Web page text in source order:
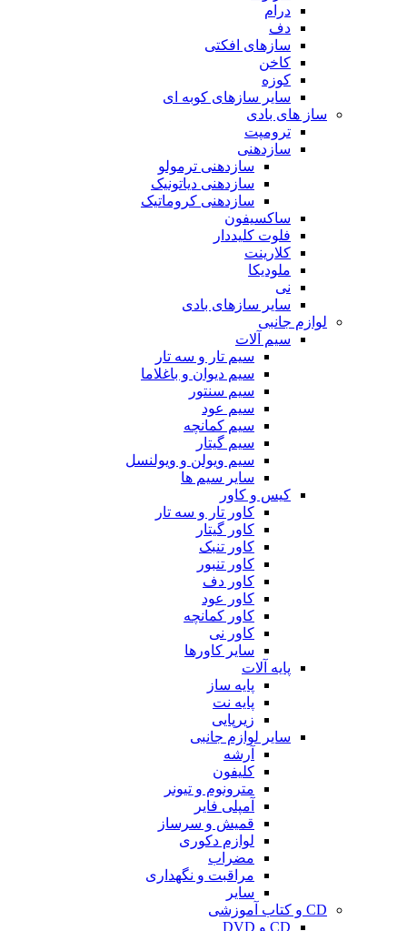
درام
دف
سازهای افکتی
کاخن
کوزه
سایر سازهای کوبه ای
ساز های بادی
ترومپت
سازدهنی
سازدهنی ترمولو
سازدهنی دیاتونیک
سازدهنی کروماتیک
ساکسیفون
فلوت کلیددار
کلارینت
ملودیکا
نی
سایر سازهای بادی
لوازم جانبی
سیم آلات
سیم تار و سه تار
سیم دیوان و باغلاما
سیم سنتور
سیم عود
سیم کمانچه
سیم گیتار
سیم ویولن و ویولنسل
سایر سیم ها
کیس و کاور
کاور تار و سه تار
کاور گیتار
کاور تنبک
کاور تنبور
کاور دف
کاور عود
کاور کمانچه
کاور نی
سایر کاورها
پایه آلات
پایه ساز
پایه نت
زیرپایی
سایر لوازم جانبی
آرشه
کلیفون
مترونوم و تیونر
آمپلی فایر
قمیش و سرساز
لوازم دکوری
مضراب
مراقبت و نگهداری
سایر
CD و کتاب آموزشی
CD و DVD